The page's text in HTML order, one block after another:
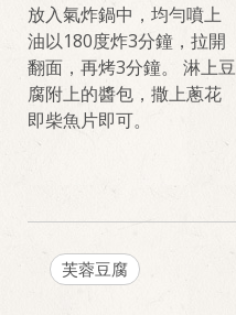
放入氣炸鍋中，均勻噴上
油以180度炸3分鐘，拉開
翻面，再烤3分鐘。 淋上豆
腐附上的醬包，撒上蔥花
即柴魚片即可。
芙蓉豆腐